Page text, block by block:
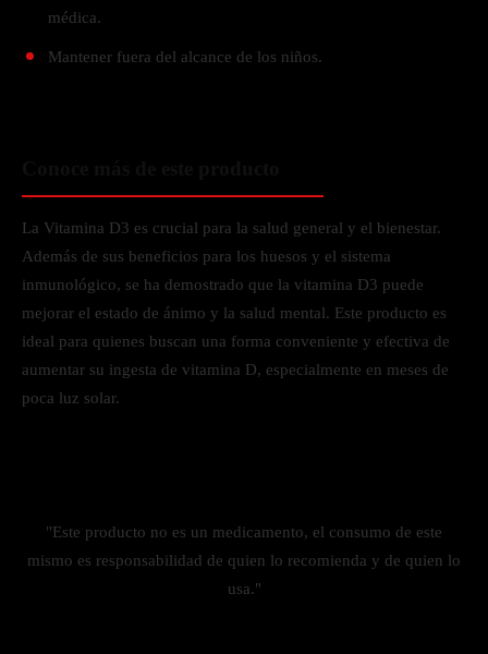
médica.
Mantener fuera del alcance de los niños.
La Vitamina D3 es crucial para la salud general y el bienestar.
Además de sus beneficios para los huesos y el sistema
inmunológico, se ha demostrado que la vitamina D3 puede
mejorar el estado de ánimo y la salud mental. Este producto es
ideal para quienes buscan una forma conveniente y efectiva de
aumentar su ingesta de vitamina D, especialmente en meses de
poca luz solar.
"Este producto no es un medicamento, el consumo de este
mismo es responsabilidad de quien lo recomienda y de quien lo
usa."